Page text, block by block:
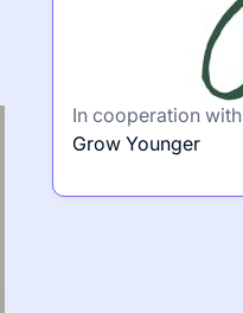
In cooperation with
Grow Younger